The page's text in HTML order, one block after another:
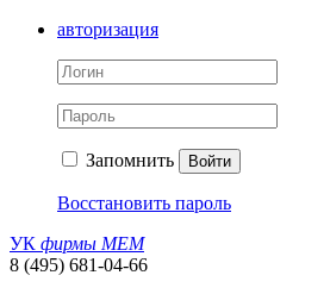
авторизация
Запомнить Войти
Восстановить пароль
УК фирмы МЕМ
8 (495) 681-04-66